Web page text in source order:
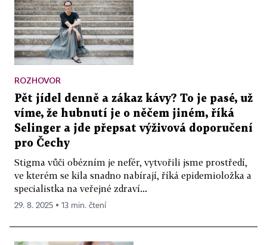
ROZHOVOR
Pět jídel denně a zákaz kávy? To je pasé, už
víme, že hubnutí je o něčem jiném, říká
Selinger a jde přepsat výživová doporučení
pro Čechy
Stigma vůči obézním je nefér, vytvořili jsme prostředí,
ve kterém se kila snadno nabírají, říká epidemioložka a
specialistka na veřejné zdraví...
29. 8. 2025 ▪ 13 min. čtení